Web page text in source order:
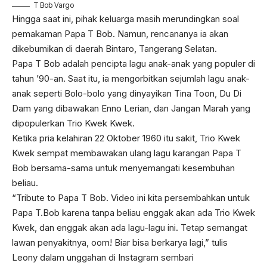
T Bob Vargo
Hingga saat ini, pihak keluarga masih merundingkan soal
pemakaman Papa T Bob. Namun, rencananya ia akan
dikebumikan di daerah Bintaro, Tangerang Selatan.
Papa T Bob adalah pencipta lagu anak-anak yang populer di
tahun ’90-an. Saat itu, ia mengorbitkan sejumlah lagu anak-
anak seperti Bolo-bolo yang dinyayikan Tina Toon, Du Di
Dam yang dibawakan Enno Lerian, dan Jangan Marah yang
dipopulerkan Trio Kwek Kwek.
Ketika pria kelahiran 22 Oktober 1960 itu sakit, Trio Kwek
Kwek sempat membawakan ulang lagu karangan Papa T
Bob bersama-sama untuk menyemangati kesembuhan
beliau.
“Tribute to Papa T Bob. Video ini kita persembahkan untuk
Papa T.Bob karena tanpa beliau enggak akan ada Trio Kwek
Kwek, dan enggak akan ada lagu-lagu ini. Tetap semangat
lawan penyakitnya, oom! Biar bisa berkarya lagi,” tulis
Leony dalam unggahan di Instagram sembari